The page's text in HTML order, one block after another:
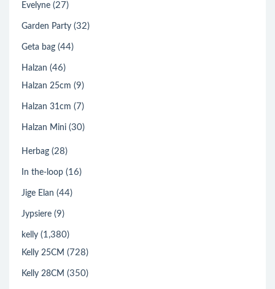
Evelyne (27)
Garden Party (32)
Geta bag (44)
Halzan (46)
Halzan 25cm (9)
Halzan 31cm (7)
Halzan Mini (30)
Herbag (28)
In the-loop (16)
Jige Elan (44)
Jypsiere (9)
kelly (1,380)
Kelly 25CM (728)
Kelly 28CM (350)